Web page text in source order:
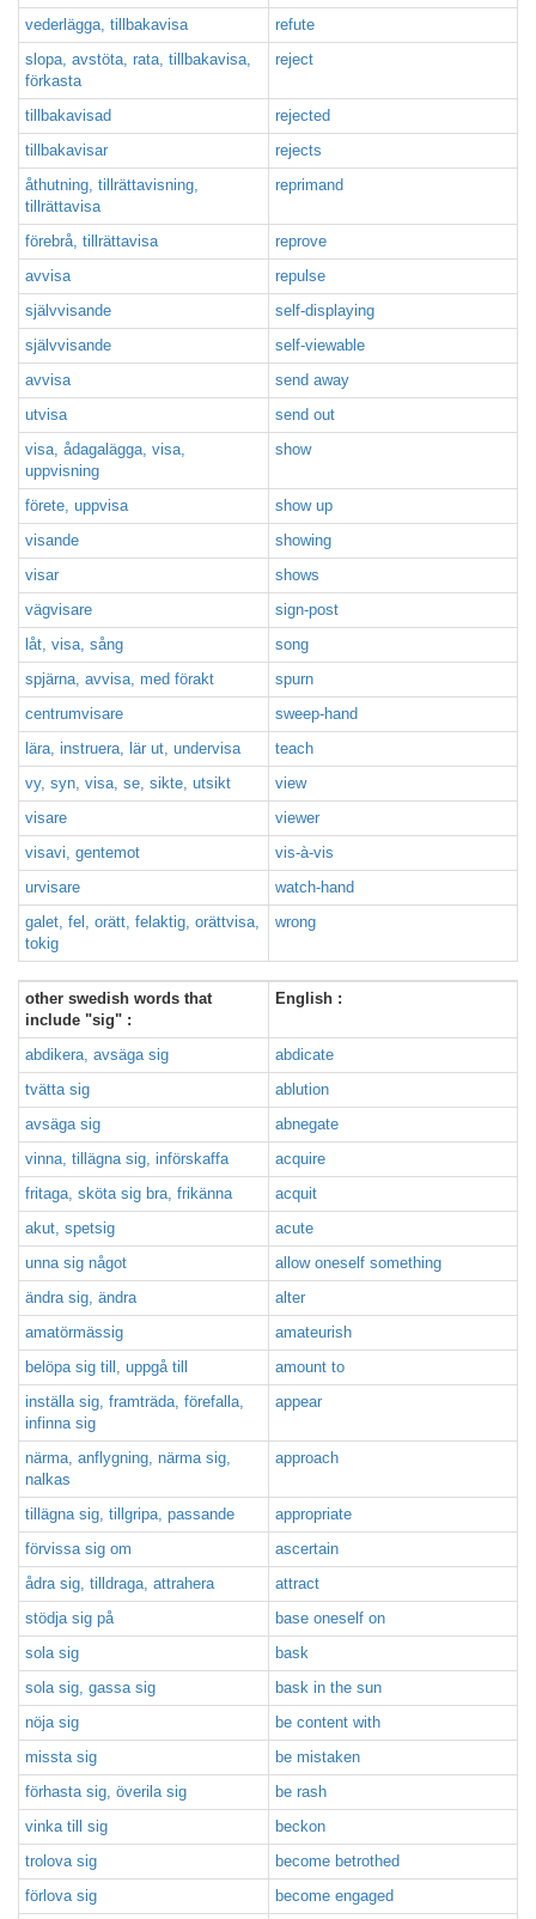
vederlägga, tillbakavisa
refute
slopa, avstöta, rata, tillbakavisa,
förkasta
reject
tillbakavisad
rejected
tillbakavisar
rejects
åthutning, tillrättavisning,
tillrättavisa
reprimand
förebrå, tillrättavisa
reprove
avvisa
repulse
självvisande
self-displaying
självvisande
self-viewable
avvisa
send away
utvisa
send out
visa, ådagalägga, visa,
uppvisning
show
förete, uppvisa
show up
visande
showing
visar
shows
vägvisare
sign-post
låt, visa, sång
song
spjärna, avvisa, med förakt
spurn
centrumvisare
sweep-hand
lära, instruera, lär ut, undervisa
teach
vy, syn, visa, se, sikte, utsikt
view
visare
viewer
visavi, gentemot
vis-à-vis
urvisare
watch-hand
galet, fel, orätt, felaktig, orättvisa,
tokig
wrong
other swedish words that
include "sig" :
English :
abdikera, avsäga sig
abdicate
tvätta sig
ablution
avsäga sig
abnegate
vinna, tillägna sig, införskaffa
acquire
fritaga, sköta sig bra, frikänna
acquit
akut, spetsig
acute
unna sig något
allow oneself something
ändra sig, ändra
alter
amatörmässig
amateurish
belöpa sig till, uppgå till
amount to
inställa sig, framträda, förefalla,
infinna sig
appear
närma, anflygning, närma sig,
nalkas
approach
tillägna sig, tillgripa, passande
appropriate
förvissa sig om
ascertain
ådra sig, tilldraga, attrahera
attract
stödja sig på
base oneself on
sola sig
bask
sola sig, gassa sig
bask in the sun
nöja sig
be content with
missta sig
be mistaken
förhasta sig, överila sig
be rash
vinka till sig
beckon
trolova sig
become betrothed
förlova sig
become engaged